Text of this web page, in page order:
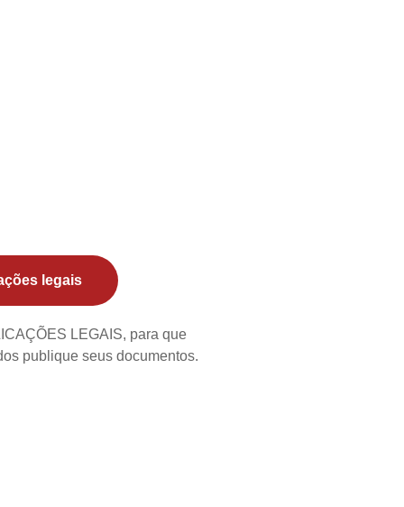
legais
LEGAIS, para que
publique seus documentos.